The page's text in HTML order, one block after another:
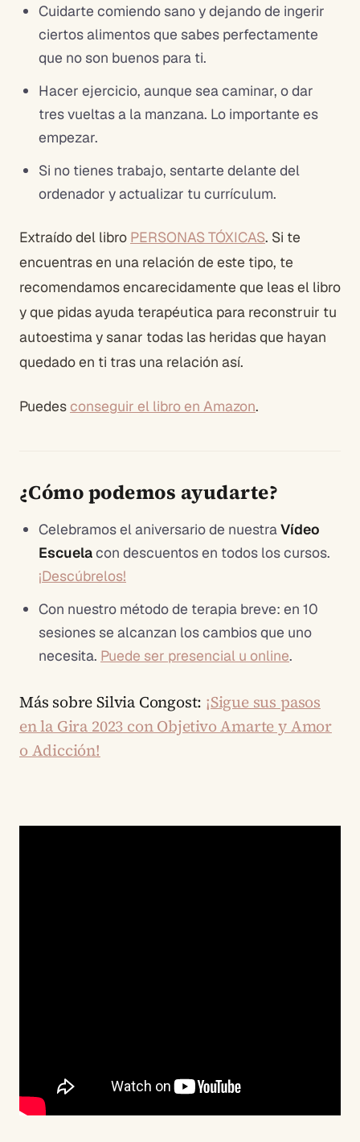
Cuidarte comiendo sano y dejando de ingerir
ciertos alimentos que sabes perfectamente
que no son buenos para ti.
Hacer ejercicio, aunque sea caminar, o dar
tres vueltas a la manzana. Lo importante es
empezar.
Si no tienes trabajo, sentarte delante del
ordenador y actualizar tu currículum.
Extraído del libro PERSONAS TÓXICAS. Si te
encuentras en una relación de este tipo, te
recomendamos encarecidamente que leas el libro
y que pidas ayuda terapéutica para reconstruir tu
autoestima y sanar todas las heridas que hayan
quedado en ti tras una relación así.
Puedes conseguir el libro en Amazon.
¿Cómo podemos ayudarte?
Celebramos el aniversario de nuestraVídeo
Escuelacon descuentos en todos los cursos.
¡Descúbrelos!
Con nuestro método de terapia breve: en 10
sesiones se alcanzan los cambios que uno
necesita. Puede ser presencial u online.
Más sobre Silvia Congost: ¡Sigue sus pasos
en la Gira 2023 con Objetivo Amarte y Amor
o Adicción!